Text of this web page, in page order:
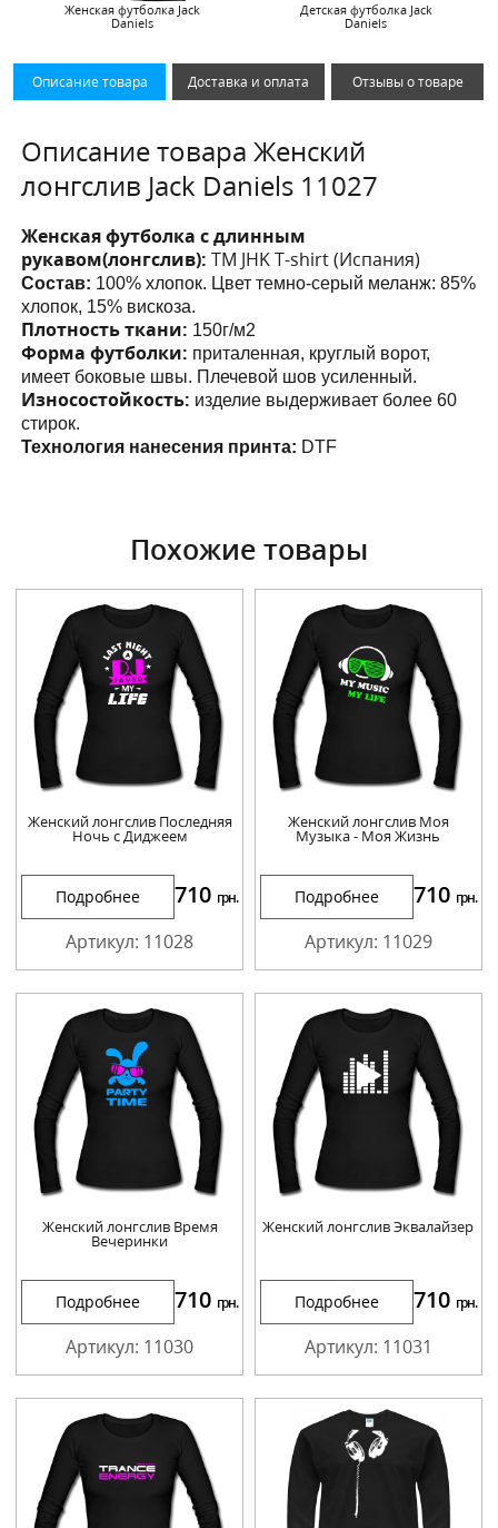
Женская футболка Jack
Daniels
Детская футболка Jack
Daniels
Описание товара Доставка и оплата Отзывы о товаре
Описание товара Женский
лонгслив Jack Daniels 11027
Женская футболка с длинным
рукавом(лонгслив):ТМ JHK T-shirt (Испания)
Состав: 100% хлопок. Цвет темно-серый меланж: 85%
хлопок, 15% вискоза.
Плотность ткани: 150г/м2
Форма футболки: приталенная, круглый ворот,
имеет боковые швы. Плечевой шов усиленный.
Износостойкость: изделие выдерживает более 60
стирок.
Технология нанесения принта: DTF
Похожие товары
Женский лонгслив Последняя
Ночь с Диджеем
Подробнее 710 грн.
Артикул: 11028
Женский лонгслив Моя
Музыка - Моя Жизнь
Подробнее 710 грн.
Артикул: 11029
Женский лонгслив Время
Вечеринки
Подробнее 710 грн.
Артикул: 11030
Женский лонгслив Эквалайзер
Подробнее 710 грн.
Артикул: 11031